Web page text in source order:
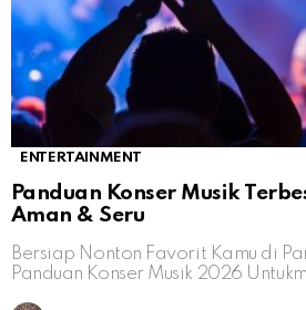
ENTERTAINMENT
Panduan Konser Musik
Aman & Seru
Bersiap Nonton Favorit Kamu di
Panduan Konser Musik 2026